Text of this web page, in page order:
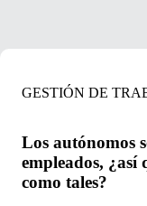
GESTIÓN DE
Los autónomos
empleados, ¿así
como tales?